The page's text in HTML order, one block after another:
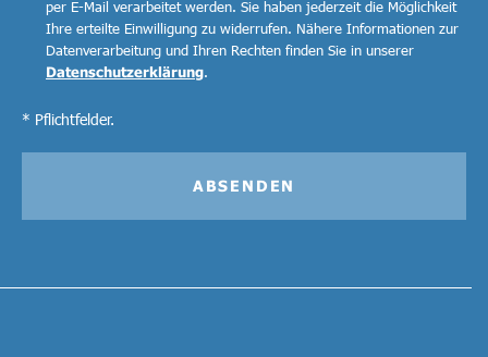
per E-Mail verarbeitet werden. Sie haben jederzeit die Möglichkeit
Ihre erteilte Einwilligung zu widerrufen. Nähere Informationen zur
Datenverarbeitung und Ihren Rechten finden Sie in unserer
Datenschutzerklärung.
* Pflichtfelder.
ABSENDEN